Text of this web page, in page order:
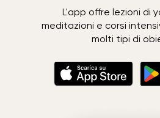
L'app offre lezioni di
meditazioni e corsi
molti tipi di